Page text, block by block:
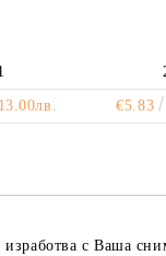
13.00лв. €5.83
изработва с Ваша